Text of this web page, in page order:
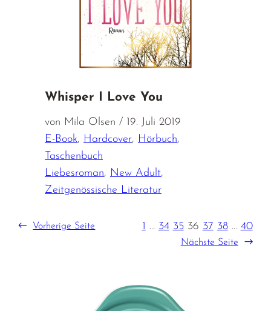
Whisper I Love You
von Mila Olsen / 19. Juli 2019
E-Book, Hardcover, Hörbuch,
Taschenbuch
Liebesroman, New Adult,
Zeitgenössische Literatur
← Vorherige Seite 1 … 34 35 36 37 38 … 40
Nächste Seite →